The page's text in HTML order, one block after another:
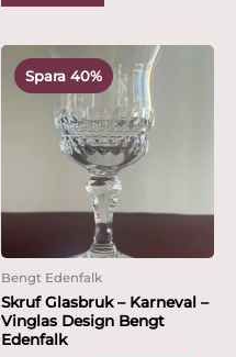
Spara 40%
Bengt Edenfalk
Skruf Glasbruk – Karneval –
Vinglas Design Bengt
Edenfalk
Det
ursprungliga
var:
495 kr.
nuvarande
priset
är:
299 kr.